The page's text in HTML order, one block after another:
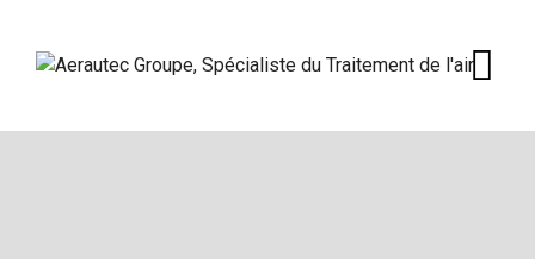
content